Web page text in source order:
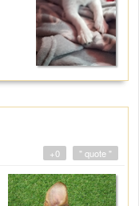
" quote "
+0